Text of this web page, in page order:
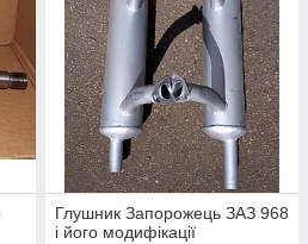
Глушник Запорожець ЗАЗ 968
і його модифікації